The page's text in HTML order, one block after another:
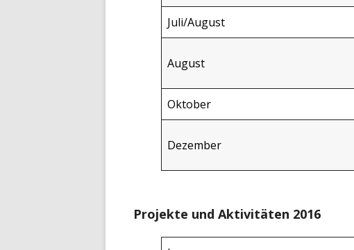
Juli/August
August
Oktober
Dezember
Projekte und Aktivitäten 2016